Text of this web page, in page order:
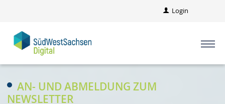
Login
AN- UND ABMELDUNG ZUM
NEWSLETTER